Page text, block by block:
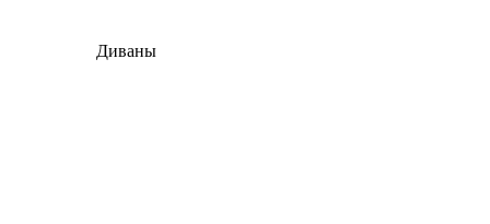
Диваны